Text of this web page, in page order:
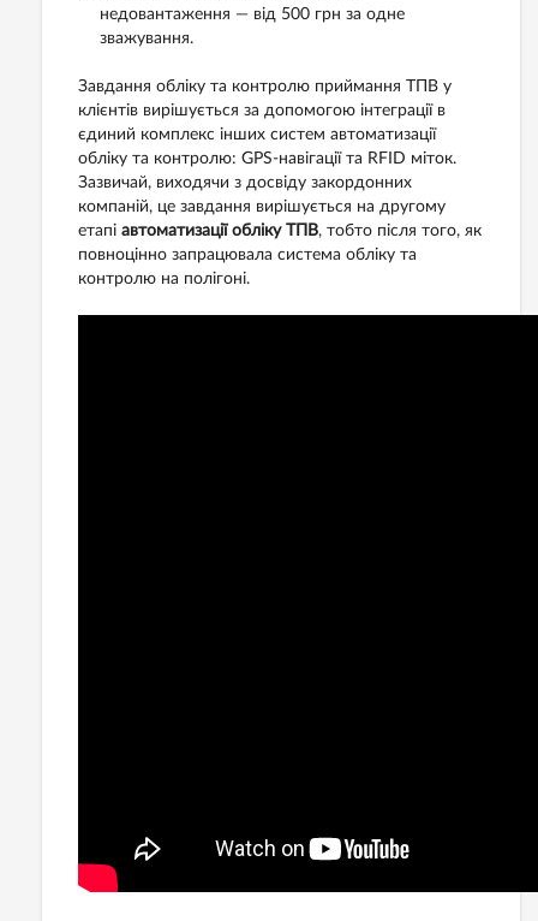
недовантаження — від 500 грн за одне
зважування.
Завдання обліку та контролю приймання ТПВ у
клієнтів вирішується за допомогою інтеграції в
єдиний комплекс інших систем автоматизації
обліку та контролю: GPS-навігації та RFID міток.
Зазвичай, виходячи з досвіду закордонних
компаній, це завдання вирішується на другому
етапі автоматизації обліку ТПВ, тобто після того, як
повноцінно запрацювала система обліку та
контролю на полігоні.